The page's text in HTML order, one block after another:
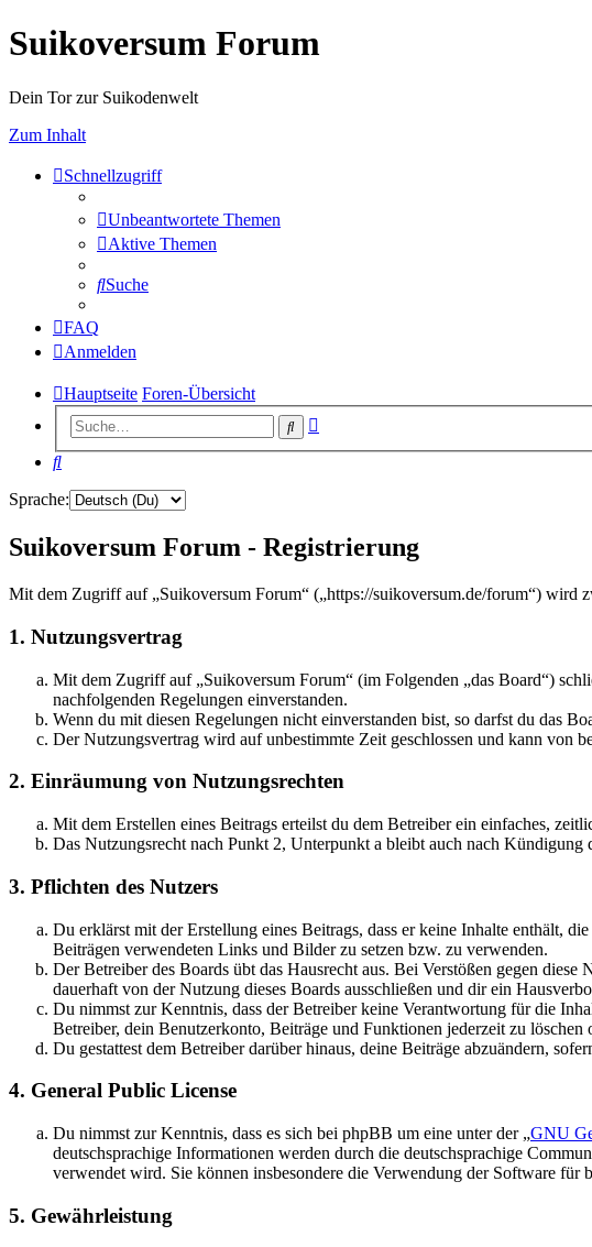
Suikoversum Forum
Dein Tor zur Suikodenwelt
Zum Inhalt
Schnellzugriff
Unbeantwortete Themen
Aktive Themen
Suche
FAQ
Anmelden
Hauptseite Foren-Übersicht
Suche
Suche
Sprache:
Suikoversum Forum - Registrierung
Mit dem Zugriff auf „Suikoversum Forum“ („https://suikoversum.de/forum“) wird
1. Nutzungsvertrag
Mit dem Zugriff auf „Suikoversum Forum“ (im Folgenden „das Board“)
nachfolgenden Regelungen einverstanden.
Wenn du mit diesen Regelungen nicht einverstanden bist, so darfst du das
Der Nutzungsvertrag wird auf unbestimmte Zeit geschlossen und kann von
2. Einräumung von Nutzungsrechten
Mit dem Erstellen eines Beitrags erteilst du dem Betreiber ein einfaches,
Das Nutzungsrecht nach Punkt 2, Unterpunkt a bleibt auch nach Kündigung
3. Pflichten des Nutzers
Du erklärst mit der Erstellung eines Beitrags, dass er keine Inhalte enthält,
Beiträgen verwendeten Links und Bilder zu setzen bzw. zu verwenden.
Der Betreiber des Boards übt das Hausrecht aus. Bei Verstößen gegen
dauerhaft von der Nutzung dieses Boards ausschließen und dir ein
Du nimmst zur Kenntnis, dass der Betreiber keine Verantwortung für die
Betreiber, dein Benutzerkonto, Beiträge und Funktionen jederzeit zu löschen
Du gestattest dem Betreiber darüber hinaus, deine Beiträge abzuändern,
4. General Public License
Du nimmst zur Kenntnis, dass es sich bei phpBB um eine unter der „GNU
deutschsprachige Informationen werden durch die deutschsprachige
verwendet wird. Sie können insbesondere die Verwendung der Software
5. Gewährleistung